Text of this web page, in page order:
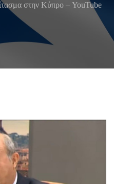
στην Κύπρο – YouTube